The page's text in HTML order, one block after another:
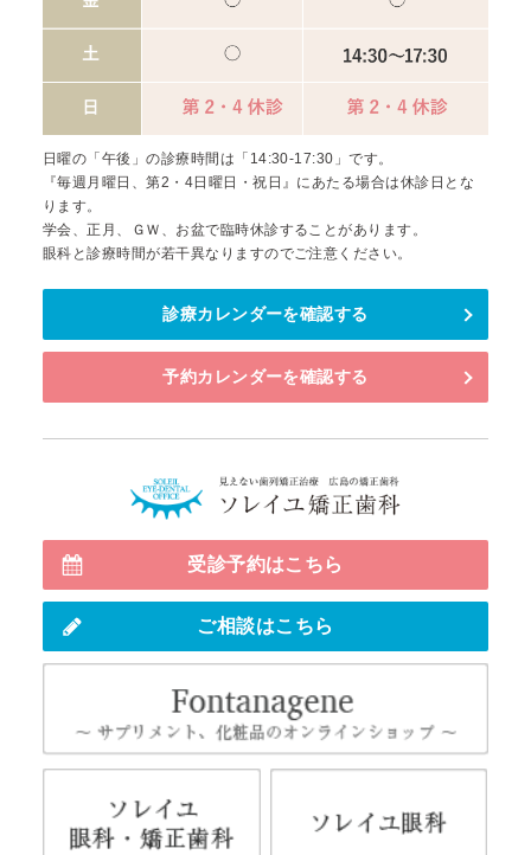
日曜の「午後」の診療時間は「14:30-17:30」です。
『毎週月曜日、第2・4日曜日・祝日』にあたる場合は休診日とな
ります。
学会、正月、ＧＷ、お盆で臨時休診することがあります。
眼科と診療時間が若干異なりますのでご注意ください。
診療カレンダーを確認する
予約カレンダーを確認する
受診予約はこちら
ご相談はこちら